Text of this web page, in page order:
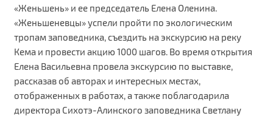
«Женьшень» и ее председатель Елена Оленина.
«Женьшеневцы» успели пройти по экологическим
тропам заповедника, съездить на экскурсию на реку
Кема и провести акцию 1000 шагов. Во время открытия
Елена Васильевна провела экскурсию по выставке,
рассказав об авторах и интересных местах,
отображенных в работах, а также поблагодарила
директора Сихотэ-Алинского заповедника Светлану